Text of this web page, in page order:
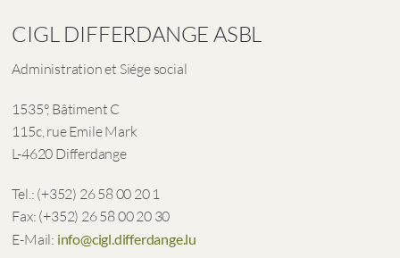
CIGL DIFFERDANGE ASBL
Administration et Siége social
1535°, Bâtiment C
115c, rue Emile Mark
L-4620 Differdange
Tel.: (+352) 26 58 00 20 1
Fax: (+352) 26 58 00 20 30
E-Mail: info@cigl.differdange.lu